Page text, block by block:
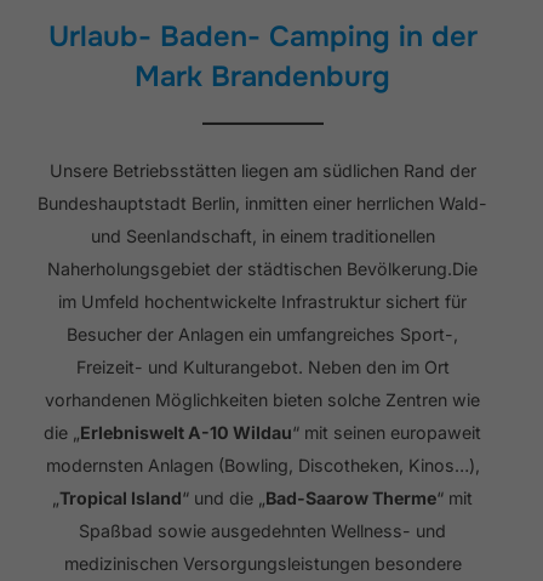
Urlaub- Baden- Camping in der
Mark Brandenburg
Unsere Betriebsstätten liegen am südlichen Rand der
Bundeshauptstadt Berlin, inmitten einer herrlichen Wald-
und SeenIandschaft, in einem traditionellen
Naherholungsgebiet der städtischen Bevölkerung.Die
im Umfeld hochentwickelte Infrastruktur sichert für
Besucher der Anlagen ein umfangreiches Sport-,
Freizeit- und Kulturangebot. Neben den im Ort
vorhandenen Möglichkeiten bieten solche Zentren wie
die „Erlebniswelt A-10 Wildau“ mit seinen europaweit
modernsten Anlagen (Bowling, Discotheken, Kinos…),
„Tropical Island“ und die „Bad-Saarow Therme“ mit
Spaßbad sowie ausgedehnten Wellness- und
medizinischen Versorgungsleistungen besondere